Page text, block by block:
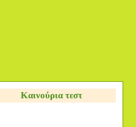
Καινούρια τεστ